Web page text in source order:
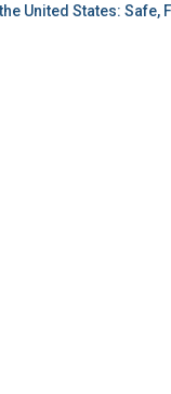
United States: Safe,